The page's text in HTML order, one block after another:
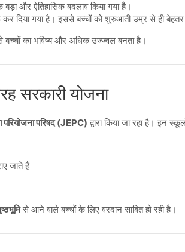
और ऐतिहासिक बदलाव किया गया है।
दिया गया है। इससे बच्चों को शुरुआती उम्र से ही
से बच्चों का भविष्य और अधिक उज्ज्वल बनता है।
सरकारी योजना
परियोजना परिषद (JEPC) द्वारा किया जा रहा है। इन
जाते हैं
से आने वाले बच्चों के लिए वरदान साबित हो रही है।